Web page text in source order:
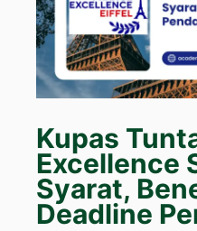
Kupas
Excellence
Syarat,
Deadline